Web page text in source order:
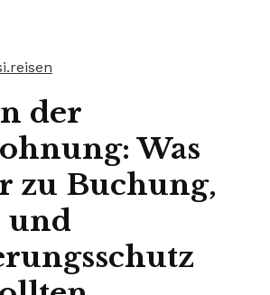
der
Was
zu Buchung,
und